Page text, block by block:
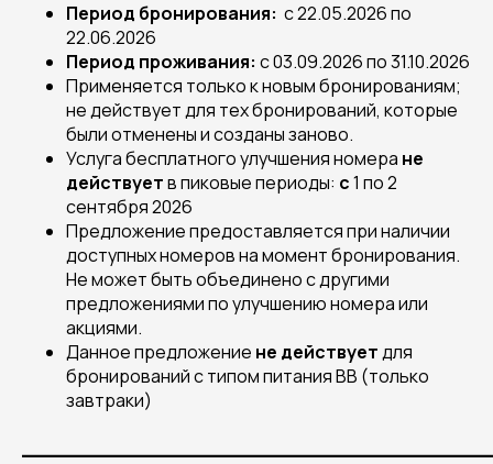
Период бронирования: с 22.05.2026 по
22.06.2026
Период проживания: с 03.09.2026 по 31.10.2026
Применяется только к новым бронированиям;
не действует для тех бронирований, которые
были отменены и созданы заново.
Услуга бесплатного улучшения номера не
действуетв пиковые периоды: с1 по 2
сентября 2026
Предложение предоставляется при наличии
доступных номеров на момент бронирования.
Не может быть объединено с другими
предложениями по улучшению номера или
акциями.
Данное предложение не действуетдля
бронирований с типом питания BB (только
завтраки)